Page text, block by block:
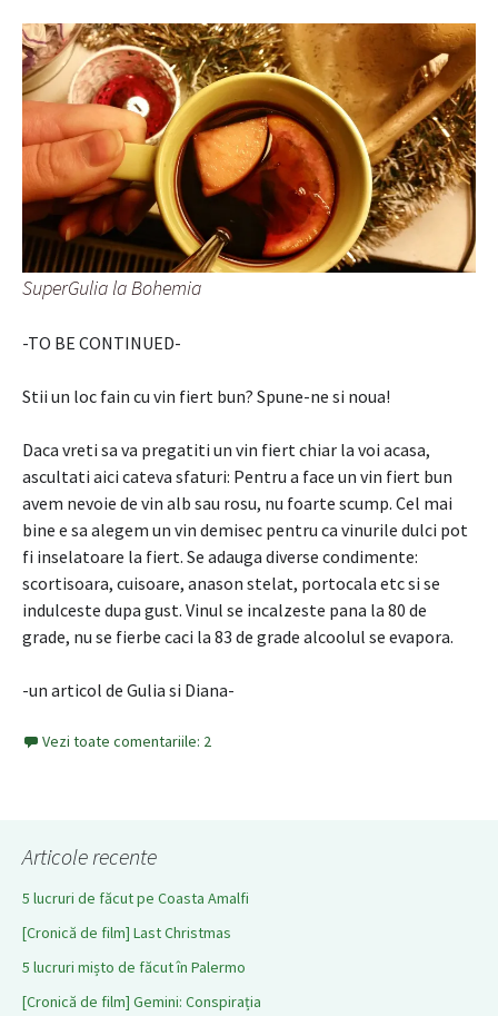
SuperGulia la Bohemia
-TO BE CONTINUED-
Stii un loc fain cu vin fiert bun? Spune-ne si noua!
Daca vreti sa va pregatiti un vin fiert chiar la voi acasa,
ascultati aici cateva sfaturi: Pentru a face un vin fiert bun
avem nevoie de vin alb sau rosu, nu foarte scump. Cel mai
bine e sa alegem un vin demisec pentru ca vinurile dulci pot
fi inselatoare la fiert. Se adauga diverse condimente:
scortisoara, cuisoare, anason stelat, portocala etc si se
indulceste dupa gust. Vinul se incalzeste pana la 80 de
grade, nu se fierbe caci la 83 de grade alcoolul se evapora.
-un articol de Gulia si Diana-
Vezi toate comentariile: 2
Articole recente
5 lucruri de făcut pe Coasta Amalfi
[Cronică de film] Last Christmas
5 lucruri mișto de făcut în Palermo
[Cronică de film] Gemini: Conspirația